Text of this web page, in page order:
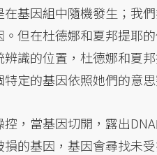
基因組中隨機發生；我
但在杜德娜和夏邦提耶
識的位置，杜德娜和夏
定的基因依照她們的意思
，當基因切開，露出
的基因，基因會尋找未